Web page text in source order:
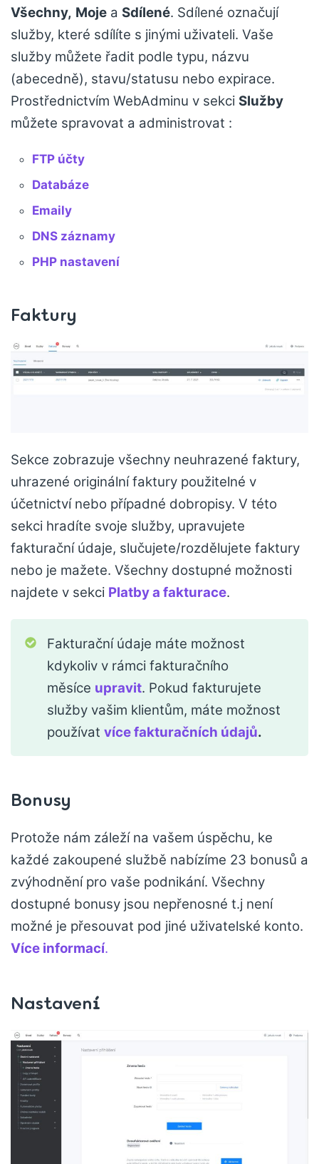
Všechny, Moje a Sdílené. Sdílené označují
služby, které sdílíte s jinými uživateli. Vaše
služby můžete řadit podle typu, názvu
(abecedně), stavu/statusu nebo expirace.
Prostřednictvím WebAdminu v sekci Služby
můžete spravovat a administrovat :
FTP účty
Databáze
Emaily
DNS záznamy
PHP nastavení
Faktury
Sekce zobrazuje všechny neuhrazené faktury,
uhrazené originální faktury použitelné v
účetnictví nebo případné dobropisy. V této
sekci hradíte svoje služby, upravujete
fakturační údaje, slučujete/rozdělujete faktury
nebo je mažete. Všechny dostupné možnosti
najdete v sekci Platby a fakturace.
Fakturační údaje máte možnost
kdykoliv v rámci fakturačního
měsíce upravit. Pokud fakturujete
služby vašim klientům, máte možnost
používatvíce fakturačních údajů.
Bonusy
Protože nám záleží na vašem úspěchu, ke
každé zakoupené službě nabízíme 23 bonusů a
zvýhodnění pro vaše podnikání. Všechny
dostupné bonusy jsou nepřenosné t.j není
možné je přesouvat pod jiné uživatelské konto.
Více informací.
Nastavení